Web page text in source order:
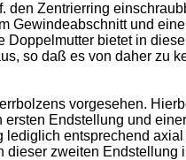
den Zentrierring
Gewindeabschnitt und
bietet in
so daß es von daher zu
vorgesehen.
Endstellung und
entsprechend
zweiten Endstellung